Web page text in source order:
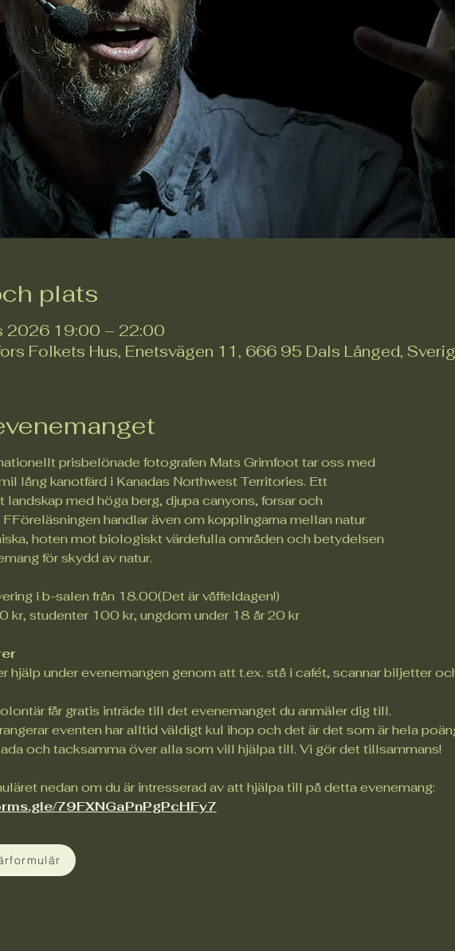
plats
2026 19:00 – 22:00
Folkets Hus, Enetsvägen 11, 666 95 Dals Långed,
prisbelönade fotografen Mats Grimfoot tar oss med
lång kanotfärd i Kanadas Northwest Territories. Ett
landskap med höga berg, djupa canyons, forsar och
handlar även om kopplingarna mellan natur
hoten mot biologiskt värdefulla områden och betydelsen
för skydd av natur.
i b-salen från 18.00(Det är våffeldagen!)
kr, studenter 100 kr, ungdom under 18 år 20 kr
hjälp under evenemangen genom att t.ex. stå i cafét, scannar biljetter
får gratis inträde till det evenemanget du anmäler dig till.
eventen har alltid väldigt kul ihop och det är det som är hela
och tacksamma över alla som vill hjälpa till. Vi gör det tillsammans!
nedan om du är intresserad av att hjälpa till på detta evenemang:
79FXNGaPnPgPcHFy7